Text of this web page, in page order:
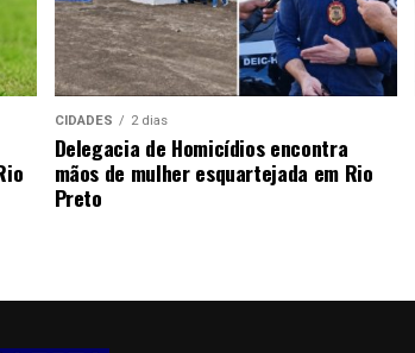
CIDADES 2 dias
Delegacia de Homicídios encontra
mãos de mulher esquartejada em Rio
Preto